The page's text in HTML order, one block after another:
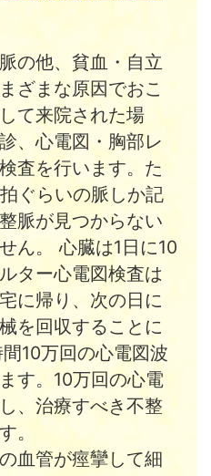
の他、貧血・自立
ざまな原因でおこ
て来院された場
、心電図・胸部レ
査を行います。た
ぐらいの脈しか記
脈が見つからない
ん。 心臓は1日に10
ター心電図検査は
に帰り、次の日に
を回収することに
10万回の心電図波
す。10万回の心電
、治療すべき不整
。
血管が痙攣して細